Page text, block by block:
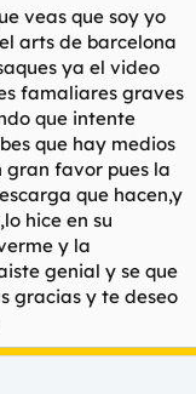
veas que soy yo
arts de barcelona
ya el video
famaliares graves
que intente
que hay medios
gran favor pues la
que hacen,y
hice en su
y la
genial y se que
gracias y te deseo